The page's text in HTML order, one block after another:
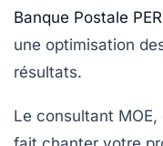
Banque Postale
une optimisation
résultats.
Le consultant